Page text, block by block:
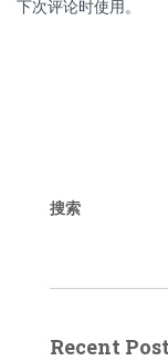
下次评论时使用。
搜索
Recent